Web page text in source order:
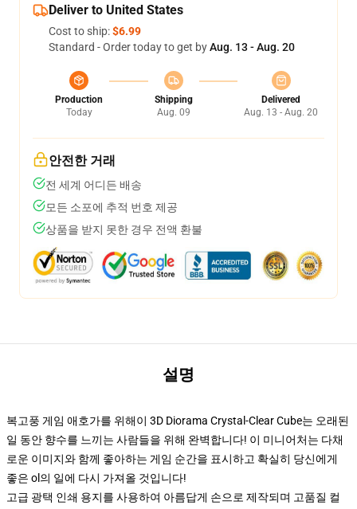
Deliver to United States
Cost to ship:$6.99
Standard - Order today to get byAug. 13 - Aug. 20
Production
Today
Shipping
Aug. 09
Delivered
Aug. 13 - Aug. 20
안전한 거래
전 세계 어디든 배송
모든 소포에 추적 번호 제공
상품을 받지 못한 경우 전액 환불
설명
복고풍 게임 애호가를 위해이 3D Diorama Crystal-Clear Cube는 오래된
일 동안 향수를 느끼는 사람들을 위해 완벽합니다! 이 미니어처는 다채
로운 이미지와 함께 좋아하는 게임 순간을 표시하고 확실히 당신에게
좋은 ol의 일에 다시 가져올 것입니다!
고급 광택 인쇄 용지를 사용하여 아름답게 손으로 제작되며 고품질 컬